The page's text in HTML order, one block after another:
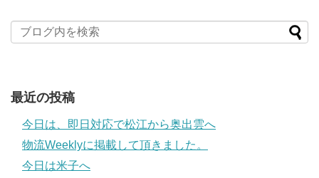
最近の投稿
今日は、即日対応で松江から奥出雲へ
物流Weeklyに掲載して頂きました。
今日は米子へ